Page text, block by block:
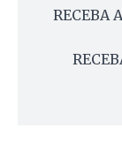
RECEBA